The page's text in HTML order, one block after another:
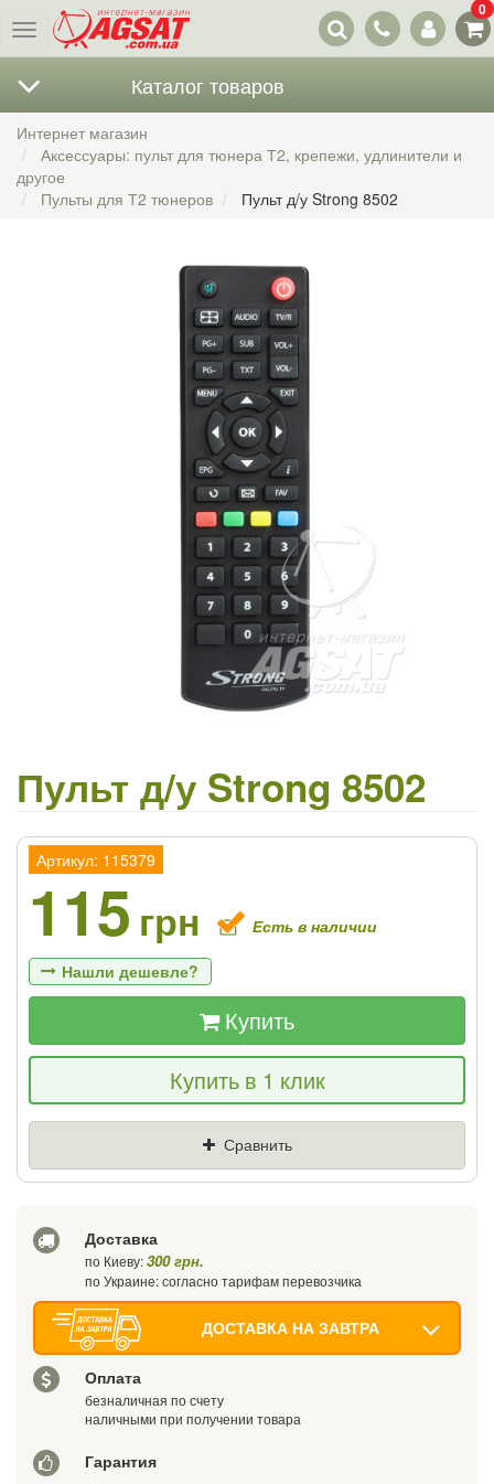
Меню
Наши
контакты
0
Каталог товаров
Интернет магазин
Аксессуары: пульт для тюнера Т2, крепежи, удлинители и
другое
Пульты для Т2 тюнеров
Пульт д/у Strong 8502
Пульт д/у Strong 8502
Артикул: 115379
115 грн Есть в наличии
Нашли дешевле?
Если Вы найдете товар дешевле - мы
снизим цену и подарим % от разницы
Купить
Купить в 1 клик
Сравнить
Доставка
по Киеву:300 грн.
по Украине: согласно тарифам перевозчика
ДОСТАВКА НА ЗАВТРА
Оплата
безналичная по счету
наличными при получении товара
Гарантия